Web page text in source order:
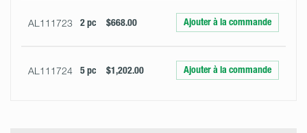
AL111723 2 pc $668.00 Ajouter à la commande
AL111724 5 pc $1,202.00 Ajouter à la commande